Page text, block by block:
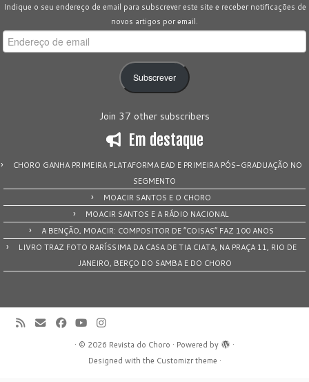
Indique o seu endereço de email para subscrever este site e receber notificações de
novos artigos por email.
Endereço
de
Subscrever
Join 37 other subscribers
Em destaque
CHORO GANHA PRIMEIRA PLATAFORMA EAD E PRIMEIRA PÓS-GRADUAÇÃO NO
SEGMENTO
MOACIR SANTOS E O CHORO
MOACIR SANTOS E A RÁDIO NACIONAL
A BENÇÃO, MOACIR: COMPOSITOR DE “COISAS” FAZ 100 ANOS
LIVRO TRAZ FOTO RARÍSSIMA DA CASA DE TIA CIATA, NA PRAÇA 11, RIO DE
JANEIRO, BERÇO DO SAMBA E DO CHORO
· © 2026 Revista do Choro · Powered by
·
Designed with the Customizr theme ·